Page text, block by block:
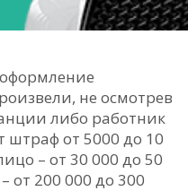
оформление
не осмотрев
либо работник
от 5000 до 10
– от 30 000 до 50
от 200 000 до 300